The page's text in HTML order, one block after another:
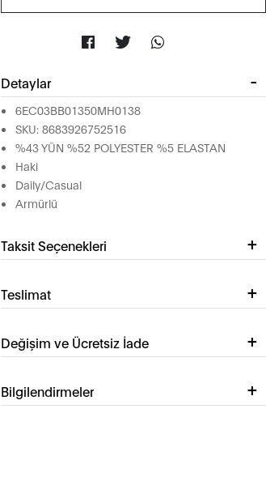
Detaylar
6EC03BB01350MH0138
SKU: 8683926752516
%43 YÜN %52 POLYESTER %5 ELASTAN
Haki
Daily/Casual
Armürlü
Taksit Seçenekleri
Teslimat
Değişim ve Ücretsiz İade
Bilgilendirmeler